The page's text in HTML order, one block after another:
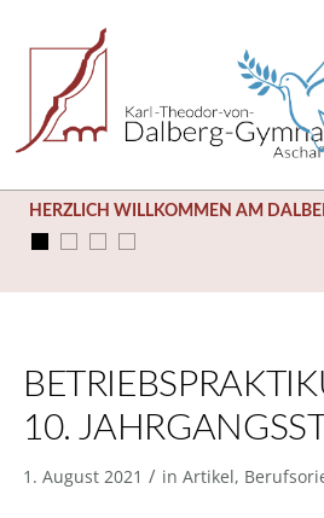
HERZLICH WILLKOMMEN AM
10.
1. August 2021 / in Artikel,